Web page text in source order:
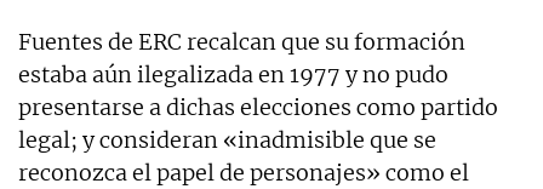
Fuentes de ERC recalcan que su formación
estaba aún ilegalizada en 1977 y no pudo
presentarse a dichas elecciones como partido
legal; y consideran «inadmisible que se
reconozca el papel de personajes» como el